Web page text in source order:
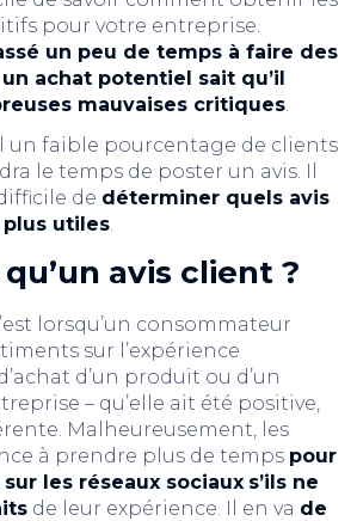
pour votre entreprise.
un peu de temps à faire des
achat potentiel sait qu’il
mauvaises critiques.
un faible pourcentage de clients
le temps de poster un avis. Il
de déterminer quels avis
utiles.
qu’un avis client ?
lorsqu’un consommateur
sur l’expérience
d’un produit ou d’un
– qu’elle ait été positive,
Malheureusement, les
à prendre plus de temps pour
les réseaux sociaux s’ils ne
de leur expérience. Il en va de